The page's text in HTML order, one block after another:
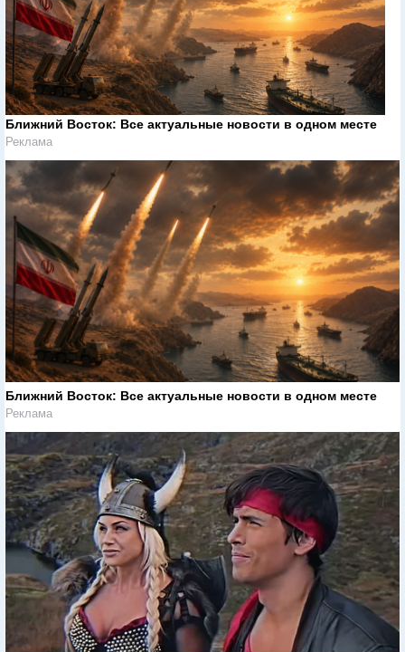
Ближний Восток: Все актуальные новости в одном месте
Реклама
Ближний Восток: Все актуальные новости в одном месте
Реклама